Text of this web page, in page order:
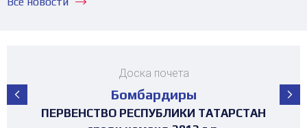
Доска почета
Бомбардиры
ПЕРВЕНСТВО РЕСПУБЛИКИ ТАТАРСТАН
МАТЧ ЗВЁЗД ПЕРВЕНСТВА РТ среди
ПЕРВЕНСТВО РЕСПУБЛИКИ ТАТАРСТАН
ПЕРВЕНСТВО РЕСПУБЛИКИ ТАТАРСТАН
ТУРНИР НА ПРИЗЫ ФЕДЕРАЦИИ
ПЕРВЕНСТВО РЕСПУБЛИКИ ТАТАРСТАН
ТУРНИР НА ПРИЗЫ ФЕДЕРАЦИИ
ТУРНИР 4х4 ПОСВЯЩЕННЫЙ "ДНЮ
ПЕРВЕНСТВО РЕСПУБЛИКИ ТАТАРСТАН
ТУРНИР НА ПРИЗЫ ФЕДЕРАЦИИ
ПЕРВЕНСТВО РЕСПУБЛИКИ ТАТАРСТАН
МАТЧ ЗВЁЗД ПЕРВЕНСТВА РТ среди